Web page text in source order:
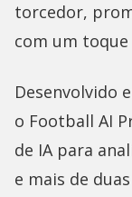
torcedor,
com um
Desenvolvido
o Football AI
de IA para
e mais de